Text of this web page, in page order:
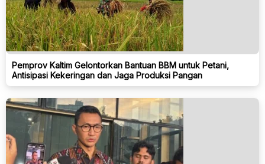
Pemprov Kaltim Gelontorkan Bantuan BBM untuk Petani,
Antisipasi Kekeringan dan Jaga Produksi Pangan